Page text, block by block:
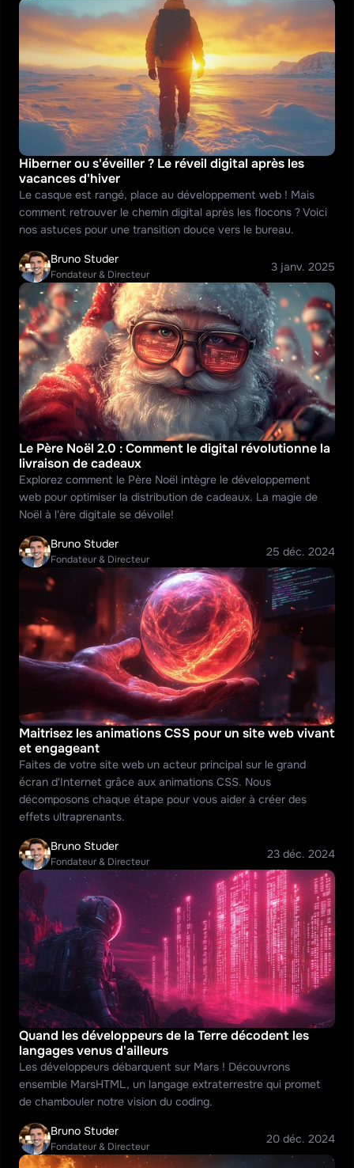
Hiberner ou s'éveiller ? Le réveil digital après les
vacances d'hiver
Le casque est rangé, place au développement web ! Mais
comment retrouver le chemin digital après les flocons ? Voici
nos astuces pour une transition douce vers le bureau.
Bruno Studer
Fondateur & Directeur
3 janv. 2025
Le Père Noël 2.0 : Comment le digital révolutionne la
livraison de cadeaux
Explorez comment le Père Noël intègre le développement
web pour optimiser la distribution de cadeaux. La magie de
Noël à l'ère digitale se dévoile!
Bruno Studer
Fondateur & Directeur
25 déc. 2024
Maitrisez les animations CSS pour un site web vivant
et engageant
Faites de votre site web un acteur principal sur le grand
écran d'Internet grâce aux animations CSS. Nous
décomposons chaque étape pour vous aider à créer des
effets ultraprenants.
Bruno Studer
Fondateur & Directeur
23 déc. 2024
Quand les développeurs de la Terre décodent les
langages venus d'ailleurs
Les développeurs débarquent sur Mars ! Découvrons
ensemble MarsHTML, un langage extraterrestre qui promet
de chambouler notre vision du coding.
Bruno Studer
Fondateur & Directeur
20 déc. 2024